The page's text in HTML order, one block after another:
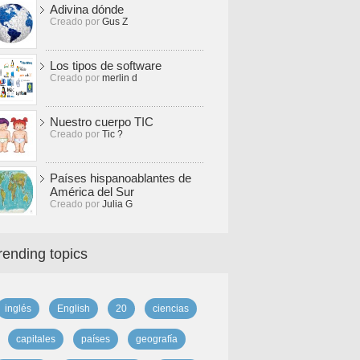
Adivina dónde
Creado por Gus Z
Los tipos de software
Creado por merlin d
Nuestro cuerpo TIC
Creado por Tic ?
Países hispanoablantes de
América del Sur
Creado por Julia G
topics
inglés English 20 ciencias
capitales países geografía